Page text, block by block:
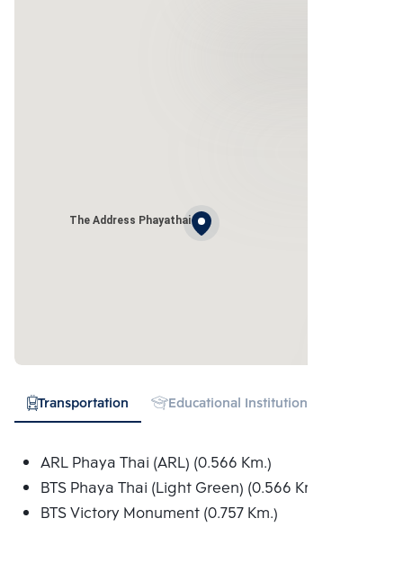
The Address Phayathai
Transportation Educational Institution
ARL Phaya Thai (ARL) (0.566 Km.)
BTS Phaya Thai (Light Green) (0.566 Km.)
BTS Victory Monument (0.757 Km.)